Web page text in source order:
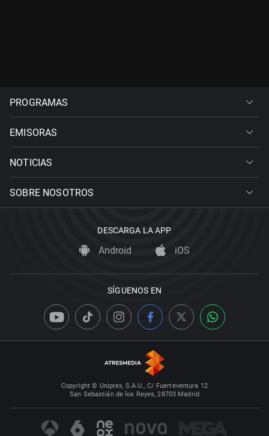
PROGRAMAS
EMISORAS
NOTICIAS
SOBRE NOSOTROS
DESCARGA LA APP
Android iOS
SÍGUENOS EN
Copyright © Uniprex, S.A.U., C/ Fuerteventura 12
San Sebastián de los Reyes, 28703 Madrid